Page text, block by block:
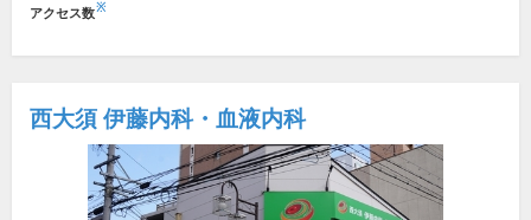
アクセス数※
西大須 伊藤内科・血液内科